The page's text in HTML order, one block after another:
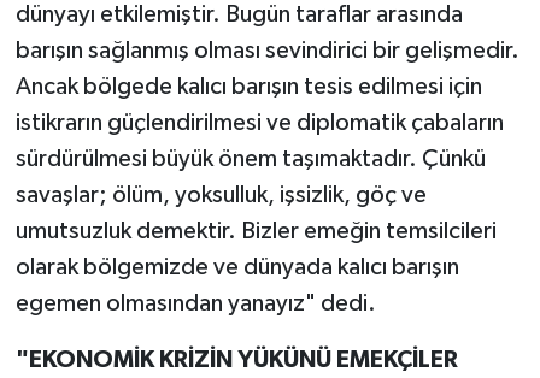
dünyayı etkilemiştir. Bugün taraflar arasında
barışın sağlanmış olması sevindirici bir gelişmedir.
Ancak bölgede kalıcı barışın tesis edilmesi için
istikrarın güçlendirilmesi ve diplomatik çabaların
sürdürülmesi büyük önem taşımaktadır. Çünkü
savaşlar; ölüm, yoksulluk, işsizlik, göç ve
umutsuzluk demektir. Bizler emeğin temsilcileri
olarak bölgemizde ve dünyada kalıcı barışın
egemen olmasından yanayız" dedi.
"EKONOMİK KRİZİN YÜKÜNÜ EMEKÇİLER